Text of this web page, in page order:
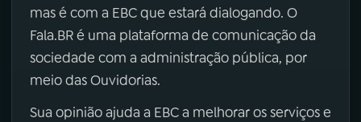
mas é com a EBC que estará dialogando. O
Fala.BR é uma plataforma de comunicação da
sociedade com a administração pública, por
meio das Ouvidorias.
Sua opinião ajuda a EBC a melhorar os serviços e